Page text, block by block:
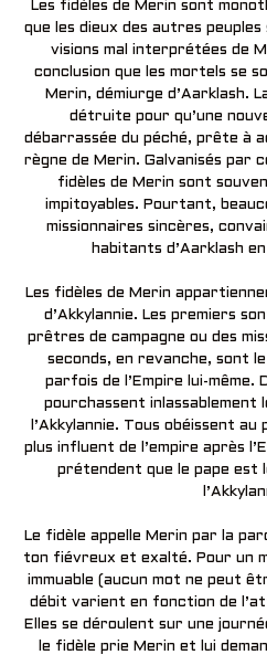
Les fidèles de Merin sont
que les dieux des autres
visions mal interprétées de
conclusion que les mortels se
Merin, démiurge d’Aarklash.
détruite pour qu’une
débarrassée du péché, prête à
règne de Merin. Galvanisés par
fidèles de Merin sont
impitoyables. Pourtant,
missionnaires sincères,
habitants d’Aarklash
Les fidèles de Merin
d’Akkylannie. Les premiers
prêtres de campagne ou des
seconds, en revanche, sont
parfois de l’Empire lui-
pourchassent inlassablement
l’Akkylannie. Tous obéissent
plus influent de l’empire après
prétendent que le pape est
Le fidèle appelle Merin par la
ton fiévreux et exalté. Pour un
immuable (aucun mot ne peut
débit varient en fonction de
Elles se déroulent sur une
le fidèle prie Merin et lui